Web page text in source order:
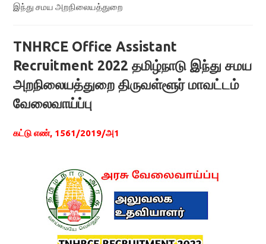
இந்து சமய அறநிலையத்துறை
TNHRCE Office Assistant
Recruitment 2022 தமிழ்நாடு இந்து சமய
அறநிலையத்துறை திருவள்ளூர் மாவட்டம்
வேலைவாய்ப்பு
கட்டு எண், 1561/2019/அ1